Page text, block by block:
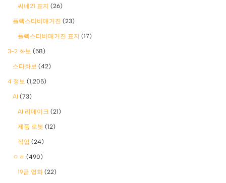
씨네21 표지 (26)
플렉스티비매거진 (23)
플렉스티비매거진 표지 (17)
3-2 화보 (58)
스타화보 (42)
4 정보 (1,205)
AI (73)
AI 리메이크 (21)
제품 로봇 (12)
직업 (24)
ㅇㅎ (490)
19금 영화 (22)